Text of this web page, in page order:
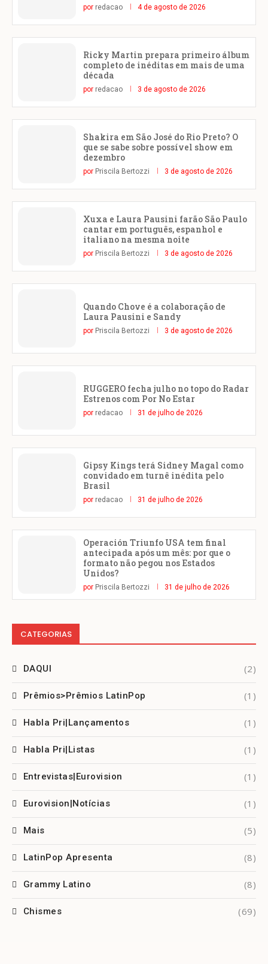
por redacao 4 de agosto de 2026
Ricky Martin prepara primeiro álbum
completo de inéditas em mais de uma
década
por redacao 3 de agosto de 2026
Shakira em São José do Rio Preto? O
que se sabe sobre possível show em
dezembro
por Priscila Bertozzi 3 de agosto de 2026
Xuxa e Laura Pausini farão São Paulo
cantar em português, espanhol e
italiano na mesma noite
por Priscila Bertozzi 3 de agosto de 2026
Quando Chove é a colaboração de
Laura Pausini e Sandy
por Priscila Bertozzi 3 de agosto de 2026
RUGGERO fecha julho no topo do Radar
Estrenos com Por No Estar
por redacao 31 de julho de 2026
Gipsy Kings terá Sidney Magal como
convidado em turnê inédita pelo
Brasil
por redacao 31 de julho de 2026
Operación Triunfo USA tem final
antecipada após um mês: por que o
formato não pegou nos Estados
Unidos?
por Priscila Bertozzi 31 de julho de 2026
CATEGORIAS
DAQUI (2)
Prêmios>Prêmios LatinPop (1)
Habla Pri|Lançamentos (1)
Habla Pri|Listas (1)
Entrevistas|Eurovision (1)
Eurovision|Notícias (1)
Mais (5)
LatinPop Apresenta (8)
Grammy Latino (8)
Chismes (69)